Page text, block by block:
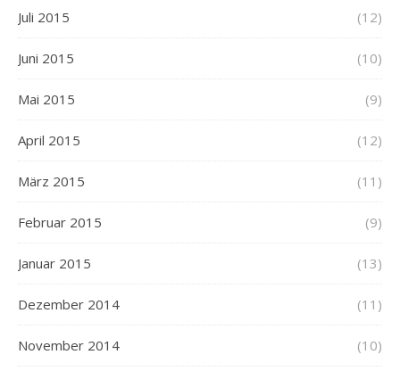
Juli 2015 (12)
Juni 2015 (10)
Mai 2015 (9)
April 2015 (12)
März 2015 (11)
Februar 2015 (9)
Januar 2015 (13)
Dezember 2014 (11)
November 2014 (10)